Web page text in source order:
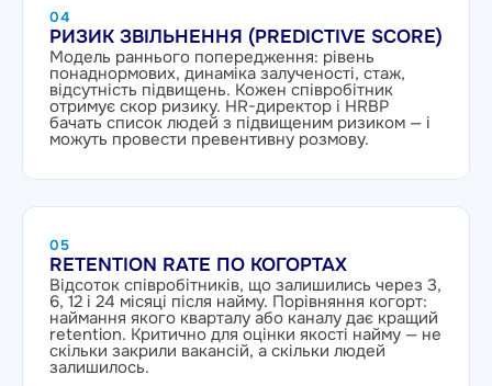
04
РИЗИК ЗВІЛЬНЕННЯ (PREDICTIVE SCORE)
Модель раннього попередження: рівень
понаднормових, динаміка залученості, стаж,
відсутність підвищень. Кожен співробітник
отримує скор ризику. HR-директор і HRBP
бачать список людей з підвищеним ризиком — і
можуть провести превентивну розмову.
05
RETENTION RATE ПО КОГОРТАХ
Відсоток співробітників, що залишились через 3,
6, 12 і 24 місяці після найму. Порівняння когорт:
наймання якого кварталу або каналу дає кращий
retention. Критично для оцінки якості найму — не
скільки закрили вакансій, а скільки людей
залишилось.